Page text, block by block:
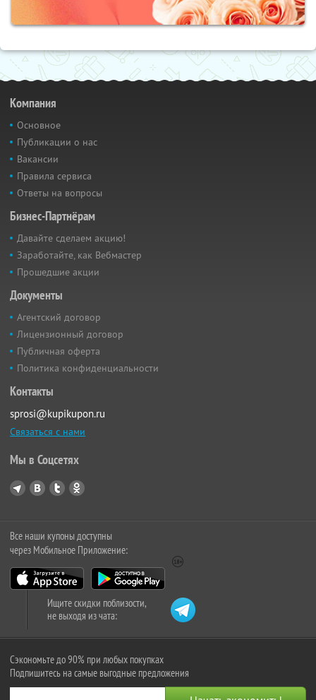
Компания
Основное
Публикации о нас
Вакансии
Правила сервиса
Ответы на вопросы
Бизнес-Партнёрам
Давайте сделаем акцию!
Заработайте, как Вебмастер
Прошедшие акции
Документы
Агентский договор
Лицензионный договор
Публичная оферта
Политика конфиденциальности
Контакты
sprosi@kupikupon.ru
Связаться с нами
Мы в Соцсетях
Все наши купоны доступны
через Мобильное Приложение:
Ищите скидки поблизости,
не выходя из чата:
Сэкономьте до 90% при любых покупках
Подпишитесь на самые выгодные предложения